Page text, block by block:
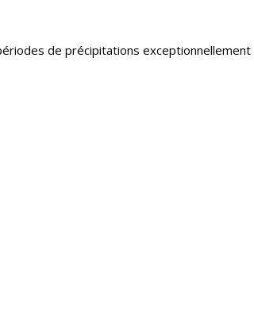
de précipitations exceptionnellement